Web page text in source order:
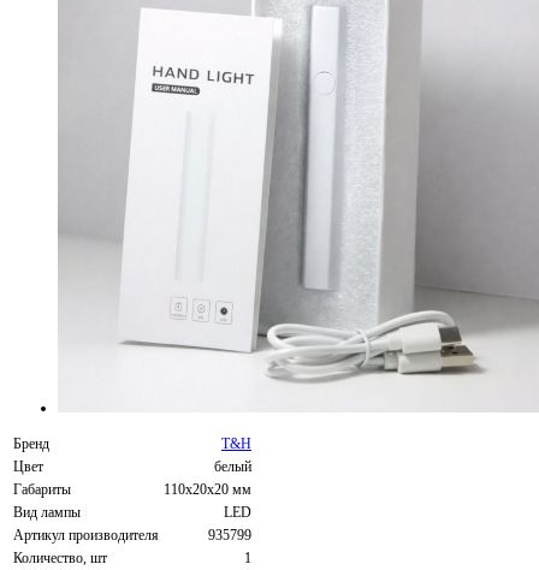
Бренд
T&H
Цвет
белый
Габариты
110х20х20 мм
Вид лампы
LED
Артикул производителя
935799
Количество, шт
1